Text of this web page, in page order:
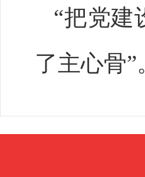
“把党建
了主心骨